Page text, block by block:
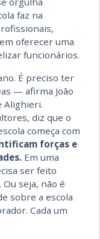
faz na
oferecer uma
funcionários.
É preciso ter
— afirma João
Alighieri.
diz que o
começa com
forças e
Em uma
ser feito
seja, não é
sobre a escola
Cada um